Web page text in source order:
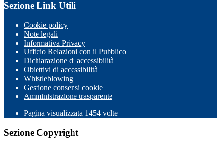
Sezione Link Utili
Cookie policy
Note legali
Informativa Privacy
Ufficio Relazioni con il Pubblico
Dichiarazione di accessibilità
Obiettivi di accessibilità
Whistleblowing
Gestione consensi cookie
Amministrazione trasparente
Pagina visualizzata 1454 volte
Sezione Copyright